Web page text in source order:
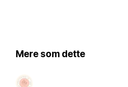
Mere som dette